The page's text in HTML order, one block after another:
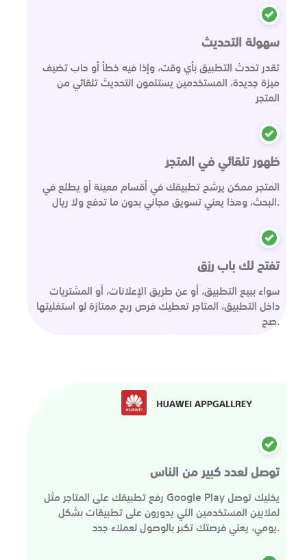
سهولة التحديث
تقدر تحدث التطبيق بأي وقت، وإذا فيه خطأ أو حاب تضيف
ميزة جديدة، المستخدمين يستلمون التحديث تلقائي من
المتجر
ظهور تلقائي في المتجر
المتجر ممكن يرشح تطبيقك في أقسام معينة أو يطلع في
البحث، وهذا يعني تسويق مجاني بدون ما تدفع ولا ريال.
تفتح لك باب رزق
سواء ببيع التطبيق، أو عن طريق الإعلانات، أو المشتريات
داخل التطبيق، المتاجر تعطيك فرص ربح ممتازة لو استغليتها
صح.
توصل لعدد كبير من الناس
رفع تطبيقك على المتاجر مثل Google Play يخليك توصل
لملايين المستخدمين اللي يدورون على تطبيقات بشكل
يومي، يعني فرصتك تكبر بالوصول لعملاء جدد.